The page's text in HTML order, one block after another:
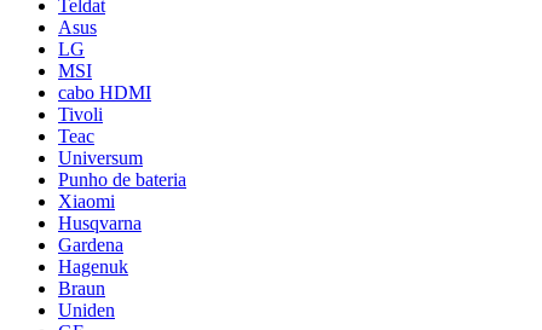
Teldat
Asus
LG
MSI
cabo HDMI
Tivoli
Teac
Universum
Punho de bateria
Xiaomi
Husqvarna
Gardena
Hagenuk
Braun
Uniden